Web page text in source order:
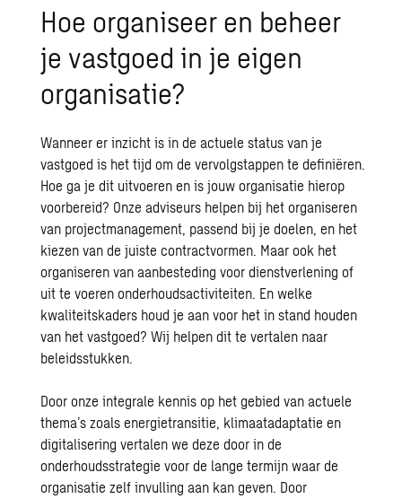
Hoe organiseer en beheer
je vastgoed in je eigen
organisatie?
Wanneer er inzicht is in de actuele status van je
vastgoed is het tijd om de vervolgstappen te definiëren.
Hoe ga je dit uitvoeren en is jouw organisatie hierop
voorbereid? Onze adviseurs helpen bij het organiseren
van projectmanagement, passend bij je doelen, en het
kiezen van de juiste contractvormen. Maar ook het
organiseren van aanbesteding voor dienstverlening of
uit te voeren onderhoudsactiviteiten. En welke
kwaliteitskaders houd je aan voor het in stand houden
van het vastgoed? Wij helpen dit te vertalen naar
beleidsstukken.
Door onze integrale kennis op het gebied van actuele
thema’s zoalsenergietransitie, klimaatadaptatie en
digitalisering vertalen we deze door in de
onderhoudsstrategie voor de lange termijn waar de
organisatie zelf invulling aan kan geven. Door